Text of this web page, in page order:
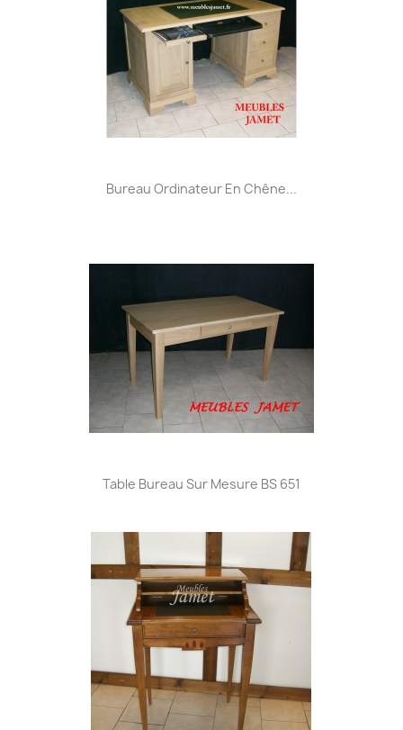
Bureau Ordinateur En Chêne...
Table Bureau Sur Mesure BS 651